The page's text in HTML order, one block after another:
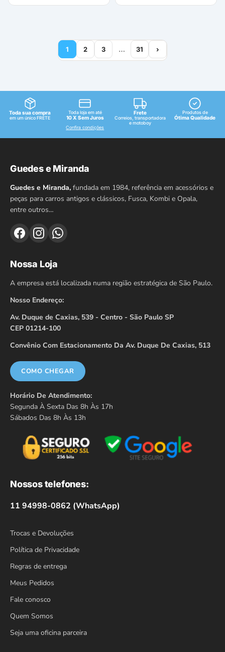
1 2 3 … 31 ›
Toda sua compra
em um único FRETE
Toda loja em até
10 X Sem Juros
Confira condições
Frete
Correios, transportadora
e motoboy
Produtos de
Ótima Qualidade
Guedes e Miranda
Guedes e Miranda, fundada em 1984, referência em acessórios e
peças para carros antigos e clássicos, Fusca, Kombi e Opala,
entre outros…
Nossa Loja
A empresa está localizada numa região estratégica de São Paulo.
Nosso Endereço:
Av. Duque de Caxias, 539 - Centro - São Paulo SP
CEP 01214-100
Convênio Com Estacionamento Da Av. Duque De Caxias, 513
COMO CHEGAR
Horário De Atendimento:
Segunda À Sexta Das 8h Às 17h
Sábados Das 8h Às 13h
Nossos telefones:
11 94998-0862 (WhatsApp)
Trocas e Devoluções
Política de Privacidade
Regras de entrega
Meus Pedidos
Fale conosco
Quem Somos
Seja uma oficina parceira